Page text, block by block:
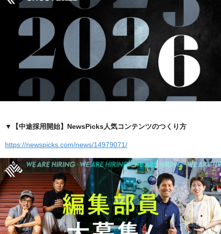
▼【中途採用開始】NewsPicks人気コンテンツのつくり方
https://newspicks.com/news/14979071/